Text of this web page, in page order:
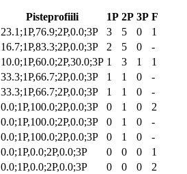
Pisteprofiili 1P 2P 3P F
23.1;1P,76.9;2P,0.0;3P 3 5 0
1
16.7;1P,83.3;2P,0.0;3P 2 5 0
-
10.0;1P,60.0;2P,30.0;3P 1 3 1
1
33.3;1P,66.7;2P,0.0;3P 1 1 0
-
33.3;1P,66.7;2P,0.0;3P 1 1 0
-
0.0;1P,100.0;2P,0.0;3P 0 1 0
2
0.0;1P,100.0;2P,0.0;3P 0 1 0
-
0.0;1P,100.0;2P,0.0;3P 0 1 0
-
0.0;1P,0.0;2P,0.0;3P 0 0 0
1
0.0;1P,0.0;2P,0.0;3P 0 0 0
2